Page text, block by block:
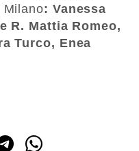
Milano: Vanessa
R. Mattia Romeo,
Turco, Enea